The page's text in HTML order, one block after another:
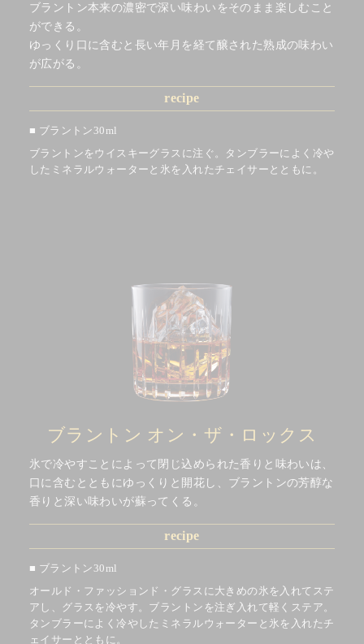
ブラントン本来の濃密で深い味わいをそのまま楽しむこと
ができる。
ゆっくり口に含むと長い年月を経て醸された熟成の味わい
が広がる。
recipe
ブラントン30ml
ブラントンをウイスキーグラスに注ぐ。タンブラーによく冷や
したミネラルウォーターと氷を入れたチェイサーとともに。
ブラントン オン・ザ・ロックス
氷で冷やすことによって閉じ込められた香りと味わいは、
口に含むとともにゆっくりと開花し、ブラントンの芳醇な
香りと深い味わいが蘇ってくる。
recipe
ブラントン30ml
オールド・ファッションド・グラスに大きめの氷を入れてステ
アし、グラスを冷やす。ブラントンを注ぎ入れて軽くステア。
タンブラーによく冷やしたミネラルウォーターと氷を入れたチ
ェイサーとともに。